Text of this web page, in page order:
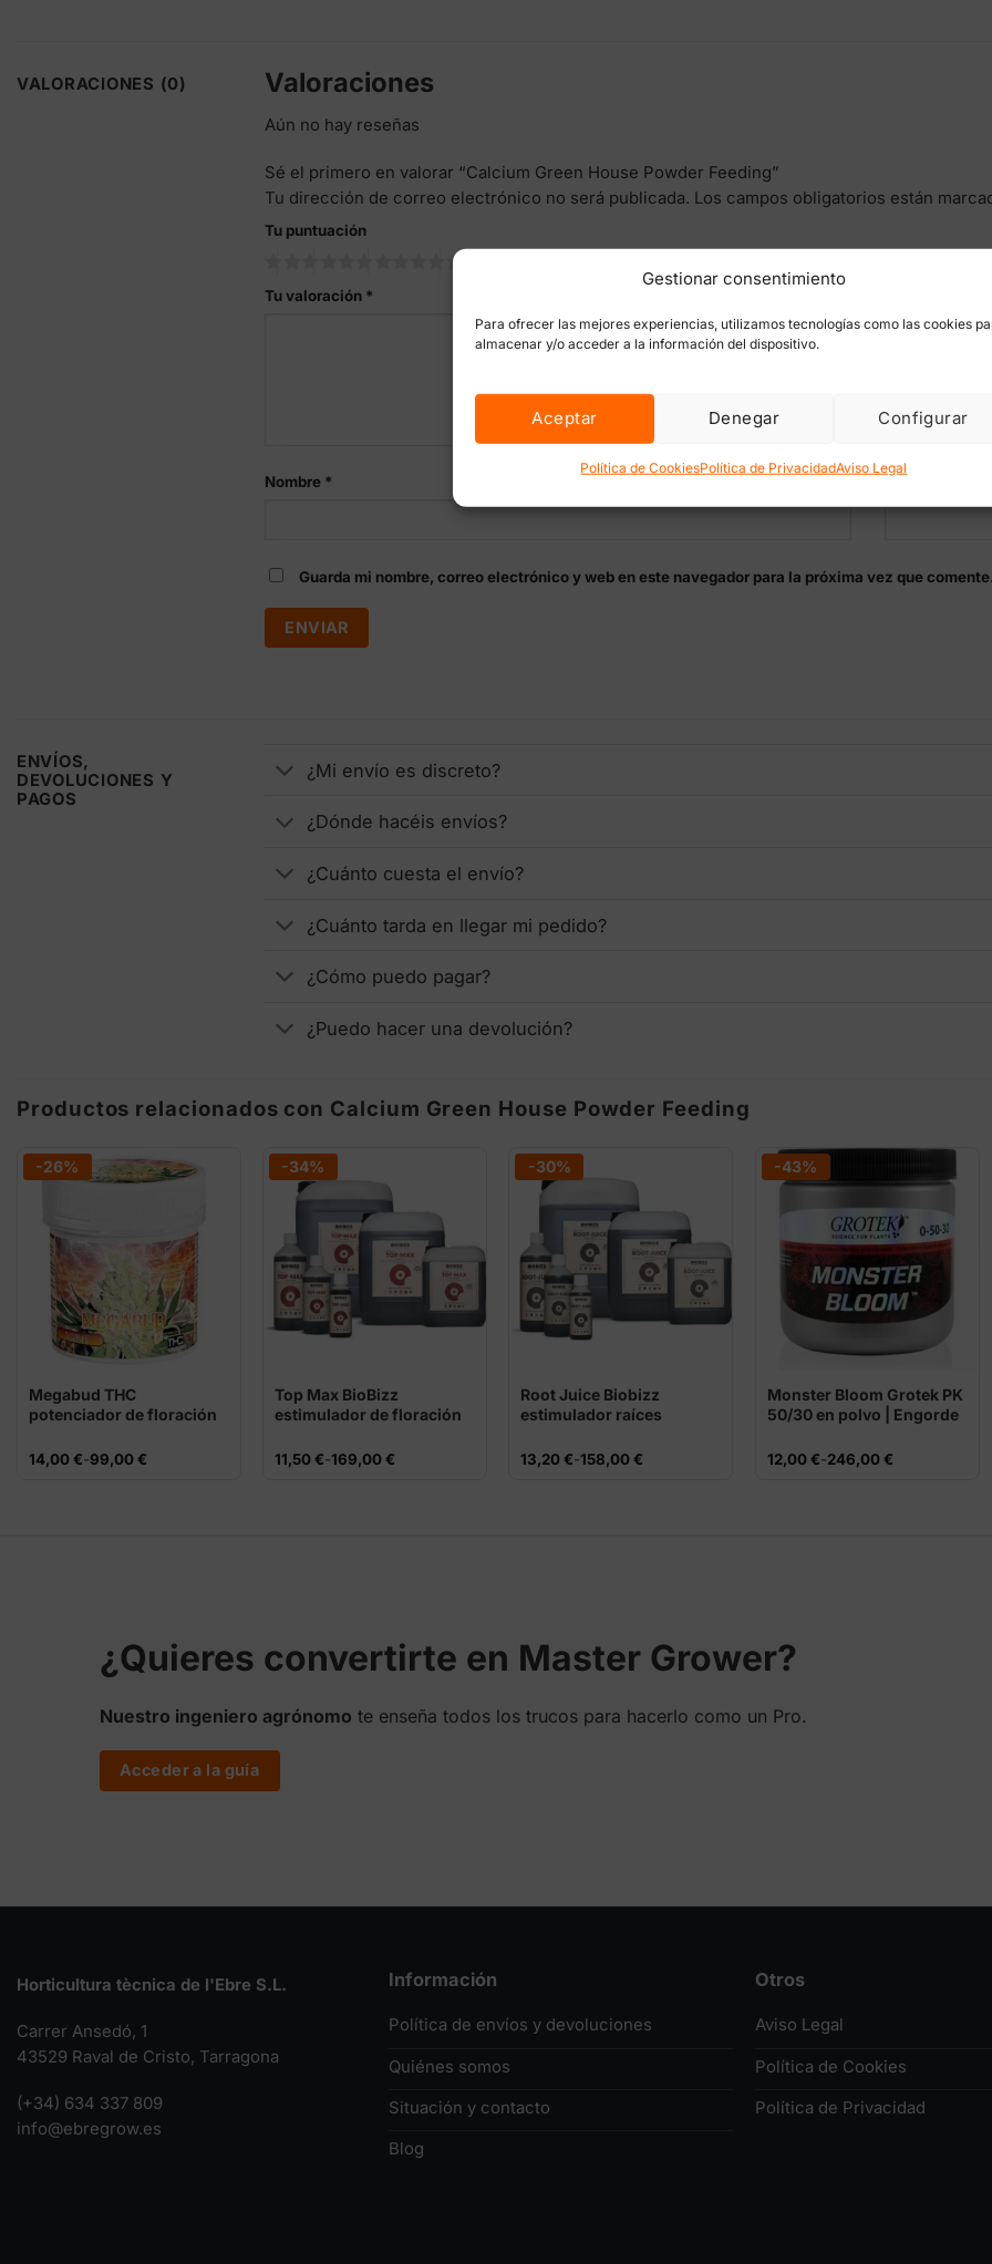
Gestionar consentimiento
Para ofrecer las mejores experiencias, utilizamos tecnologías como las cookies
almacenar y/o acceder a la información del dispositivo.
Aceptar Denegar Configurar
Política de CookiesPolítica de PrivacidadAviso Legal
VALORACIONES (0) Valoraciones
Aún no hay reseñas
Sé el primero en valorar “Calcium Green House Powder Feeding”
Tu dirección de correo electrónico no será publicada. Los campos obligatorios están
Tu puntuación
Tu valoración *
Nombre * Correo
Guarda mi nombre, correo electrónico y web en este navegador para la próxima vez que comente.
ENVÍOS,
DEVOLUCIONES Y
PAGOS
¿Mi envío es discreto?
¿Dónde hacéis envíos?
¿Cuánto cuesta el envío?
¿Cuánto tarda en llegar mi pedido?
¿Cómo puedo pagar?
¿Puedo hacer una devolución?
Productos relacionados con Calcium Green House Powder Feeding
-26%
Megabud THC
potenciador de floración
14,00€-99,00€
Rango
-34%
Top Max BioBizz
estimulador de floración
11,50€-169,00€
Rango
de
-30%
Root Juice Biobizz
estimulador raíces
13,20€-158,00€
Rango
-43%
Monster Bloom Grotek PK
50/30 en polvo | Engorde
12,00€-246,00€
Rango
¿Quieres convertirte en Master Grower?
Nuestro ingeniero agrónomo te enseña todos los trucos para hacerlo como un Pro.
Acceder a la guía
Horticultura tècnica de l'Ebre S.L.
Carrer Ansedó, 1
43529 Raval de Cristo, Tarragona
(+34) 634 337 809
info@ebregrow.es
Información
Política de envíos y devoluciones
Quiénes somos
Situación y contacto
Blog
Otros
Aviso Legal
Política de Cookies
Política de Privacidad